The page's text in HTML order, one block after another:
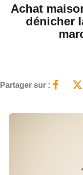
Achat
dénicher
Partager sur :